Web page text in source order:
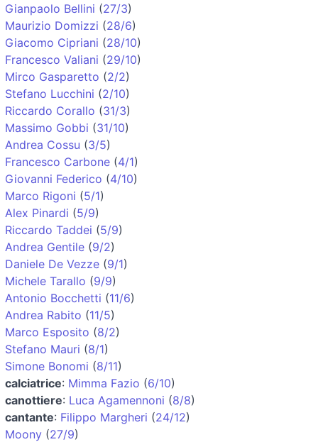
Gianpaolo Bellini (27/3)
Maurizio Domizzi (28/6)
Giacomo Cipriani (28/10)
Francesco Valiani (29/10)
Mirco Gasparetto (2/2)
Stefano Lucchini (2/10)
Riccardo Corallo (31/3)
Massimo Gobbi (31/10)
Andrea Cossu (3/5)
Francesco Carbone (4/1)
Giovanni Federico (4/10)
Marco Rigoni (5/1)
Alex Pinardi (5/9)
Riccardo Taddei (5/9)
Andrea Gentile (9/2)
Daniele De Vezze (9/1)
Michele Tarallo (9/9)
Antonio Bocchetti (11/6)
Andrea Rabito (11/5)
Marco Esposito (8/2)
Stefano Mauri (8/1)
Simone Bonomi (8/11)
calciatrice: Mimma Fazio (6/10)
canottiere: Luca Agamennoni (8/8)
cantante: Filippo Margheri (24/12)
Moony (27/9)